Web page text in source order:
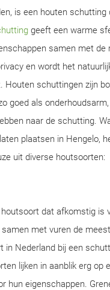
is een houten schutting
geeft een warme
samen met de
en wordt het
Houten schuttingen zijn
goed als
naar de schutting.
plaatsen in Hengelo,
uit diverse houtsoorten:
dat afkomstig is
samen met vuren de
in Nederland bij een
lijken in aanblik erg op
hun eigenschappen.